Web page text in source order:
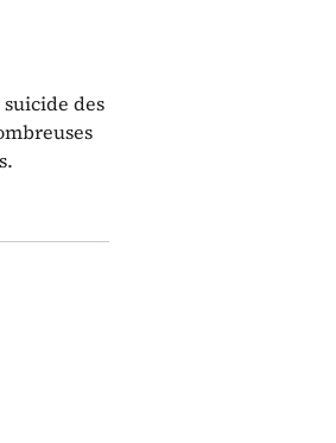
des